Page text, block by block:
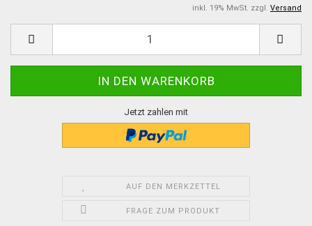
inkl. 19% MwSt. zzgl. Versand
Jetzt zahlen mit
AUF DEN MERKZETTEL
FRAGE ZUM PRODUKT